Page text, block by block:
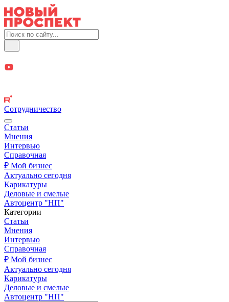
Сотрудничество
Статьи
Мнения
Интервью
Справочная
₽ Мой бизнес
Актуально сегодня
Карикатуры
Деловые и смелые
Автоцентр "НП"
Категории
Статьи
Мнения
Интервью
Справочная
₽ Мой бизнес
Актуально сегодня
Карикатуры
Деловые и смелые
Автоцентр "НП"